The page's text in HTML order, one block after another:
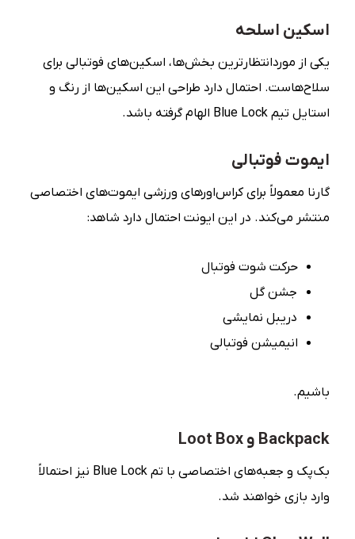
اسکین اسلحه
یکی از موردانتظارترین بخش‌ها، اسکین‌های فوتبالی برای
سلاح‌هاست. احتمال دارد طراحی این اسکین‌ها از رنگ و
استایل تیم Blue Lock الهام گرفته باشد.
ایموت فوتبالی
گارنا معمولاً برای کراس‌اورهای ورزشی ایموت‌های اختصاصی
منتشر می‌کند. در این ایونت احتمال دارد شاهد:
حرکت شوت فوتبال
جشن گل
دریبل نمایشی
انیمیشن فوتبالی
باشیم.
Backpack و Loot Box
بک‌پک و جعبه‌های اختصاصی با تم Blue Lock نیز احتمالاً
وارد بازی خواهند شد.